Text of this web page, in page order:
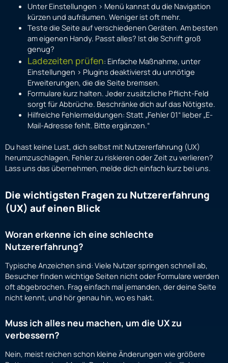
Unter Einstellungen > Menü kannst du die Navigation
kürzen und aufräumen. Weniger ist oft mehr.
Teste die Seite auf verschiedenen Geräten. Am besten
am eigenen Handy. Passt alles? Ist die Schrift groß
genug?
Ladezeiten prüfen: Einfache Maßnahme, unter
Einstellungen > Plugins deaktivierst du unnötige
Erweiterungen, die die Seite bremsen.
Formulare kurz halten. Jeder zusätzliche Pflicht-Feld
sorgt für Abbrüche. Beschränke dich auf das Nötigste.
Hilfreiche Fehlermeldungen: Statt „Fehler 01“ lieber „E-
Mail-Adresse fehlt. Bitte ergänzen.“
Du hast keine Lust, dich selbst mit Nutzererfahrung (UX)
herumzuschlagen, Fehler zu riskieren oder Zeit zu verlieren?
Lass uns das übernehmen, melde dich einfach kurz bei uns.
Die wichtigsten Fragen zu Nutzererfahrung
(UX) auf einen Blick
Woran erkenne ich eine schlechte
Nutzererfahrung?
Typische Anzeichen sind: Viele Nutzer springen schnell ab,
Besucher finden wichtige Seiten nicht oder Formulare werden
oft abgebrochen. Frag einfach mal jemanden, der deine Seite
nicht kennt, und hör genau hin, wo es hakt.
Muss ich alles neu machen, um die UX zu
verbessern?
Nein, meist reichen schon kleine Änderungen wie größere